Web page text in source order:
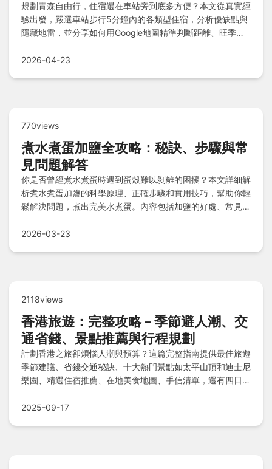
規劃青森自由行，住宿選在車站旁到底多方便？本文從真實經
驗出發，嚴選車站步行5分鐘內的各類型住宿，分析優缺點與
隱藏地雷，並分享如何用Google地圖精準判斷距離、旺季訂
2026-04-23
770views
煮水煮蛋加鹽全攻略：秘訣、步驟與常
見問題解答
你是否曾經煮水煮蛋時遇到蛋殼難以剝離的困擾？本文詳細解
析煮水煮蛋加鹽的科學原理、正確步驟和實用技巧，幫助你輕
鬆解決問題，煮出完美水煮蛋。內容包括加鹽的好處、常見錯
2026-03-23
2118views
香港旅遊：完整攻略 – 季節避人潮、交
通省錢、景點推薦與行程規劃
計劃香港之旅卻煩惱人潮與預算？這篇完整指南提供最佳旅遊
季節建議、省錢交通秘訣、十大熱門景點如太平山頂和迪士尼
樂園、精選住宿推薦、在地美食地圖、手信清單，還有四日三
鬆規劃高CP值旅程！
2025-09-17